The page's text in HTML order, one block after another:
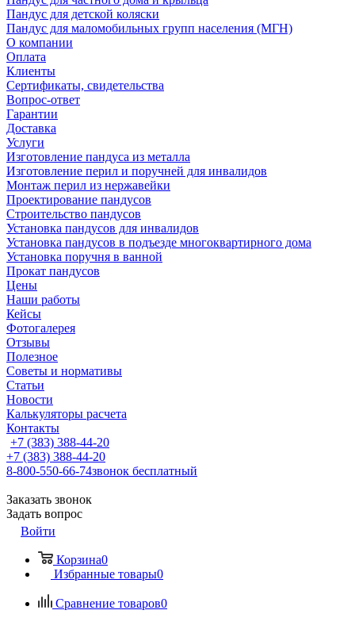
Пандус для детской коляски
Пандус для маломобильных групп населения (МГН)
О компании
Оплата
Клиенты
Сертификаты, свидетельства
Вопрос-ответ
Гарантии
Доставка
Услуги
Изготовление пандуса из металла
Изготовление перил и поручней для инвалидов
Монтаж перил из нержавейки
Проектирование пандусов
Строительство пандусов
Установка пандусов для инвалидов
Установка пандусов в подъезде многоквартирного дома
Установка поручня в ванной
Прокат пандусов
Цены
Наши работы
Кейсы
Фотогалерея
Отзывы
Полезное
Советы и нормативы
Статьи
Новости
Калькуляторы расчета
Контакты
+7 (383) 388-44-20
+7 (383) 388-44-20
8-800-550-66-74звонок бесплатный
Заказать звонок
Задать вопрос
Войти
Корзина0
Избранные товары0
Сравнение товаров0